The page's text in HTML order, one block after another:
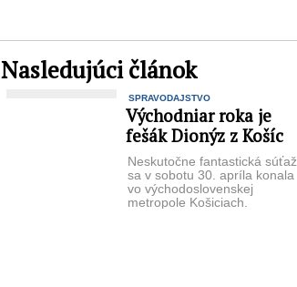
Nasledujúci článok
SPRAVODAJSTVO
Východniar roka je
fešák Dionýz z Košíc
Neskutočne fantastická súťaž
sa v sobotu 30. apríla konala
vo východoslovenskej
metropole Košiciach.